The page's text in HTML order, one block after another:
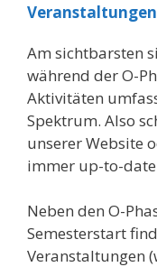
Veranstaltungen
Am sichtbarsten
während der O-
Aktivitäten
Spektrum. Also
unserer Website
immer up-to-
Neben den O-
Semesterstart
Veranstaltungen